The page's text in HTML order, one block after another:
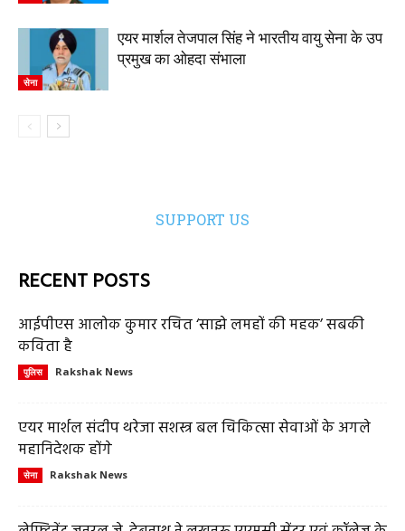
सेना
एयर मार्शल तेजपाल सिंह ने भारतीय वायु सेना के उप
प्रमुख का ओहदा संभाला
SUPPORT US
RECENT POSTS
आईपीएस आलोक कुमार रचित ‘साझे लमहों की महक’ सबकी
कविता है
पुलिस Rakshak News
एयर मार्शल संदीप थरेजा सशस्त्र बल चिकित्सा सेवाओं के अगले
महानिदेशक होंगे
सेना Rakshak News